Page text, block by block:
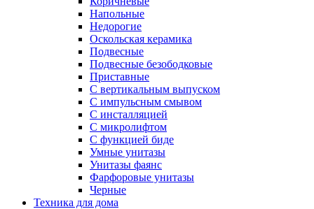
Напольные
Недорогие
Оскольская керамика
Подвесные
Подвесные безободковые
Приставные
С вертикальным выпуском
С импульсным смывом
С инсталляцией
С микролифтом
С функцией биде
Умные унитазы
Унитазы фаянс
Фарфоровые унитазы
Черные
Техника для дома